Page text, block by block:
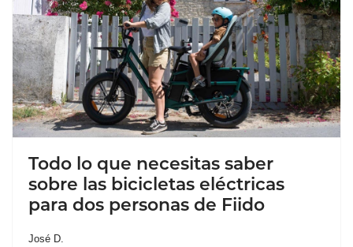
Todo lo que necesitas saber
sobre las bicicletas eléctricas
para dos personas de Fiido
José D.